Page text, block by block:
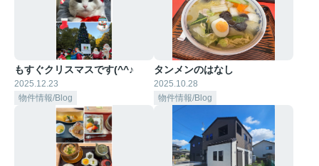
もすぐクリスマスです(^^♪
2025.12.23
物件情報/Blog
タンメンのはなし
2025.10.28
物件情報/Blog